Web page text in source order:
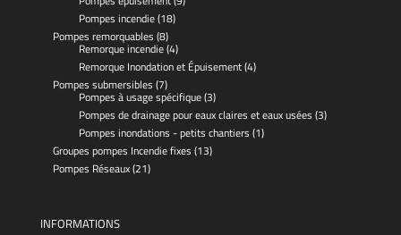
Pompes incendie(18)
Pompes remorquables (8)
Remorque incendie(4)
Remorque Inondation et Épuisement(4)
Pompes submersibles (7)
Pompes à usage spécifique(3)
Pompes de drainage pour eaux claires et eaux usées (3)
Pompes inondations - petits chantiers (1)
Groupes pompes Incendie fixes (13)
Pompes Réseaux(21)
INFORMATIONS